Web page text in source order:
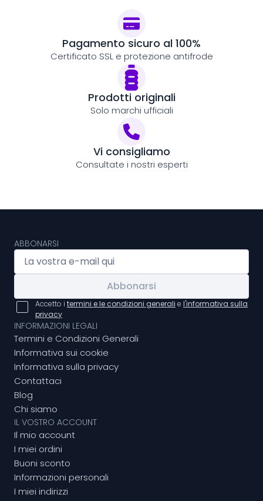
Pagamento sicuro al 100%
Certificato SSL e protezione antifrode
Prodotti originali
Solo marchi ufficiali
Vi consigliamo
Consultate i nostri esperti
ABBONARSI
Abbonarsi
Accetto i termini e le condizioni generali e l'informativa sulla
privacy
INFORMAZIONI LEGALI
Termini e Condizioni Generali
Informativa sui cookie
Informativa sulla privacy
Contattaci
Blog
Chi siamo
IL VOSTRO ACCOUNT
Il mio account
I miei ordini
Buoni sconto
Informazioni personali
I miei indirizzi